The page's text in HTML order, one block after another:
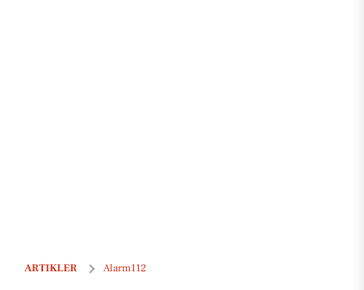
ARTIKLER Alarm112
Østjyllands Brandvæsen: Brand i bygning